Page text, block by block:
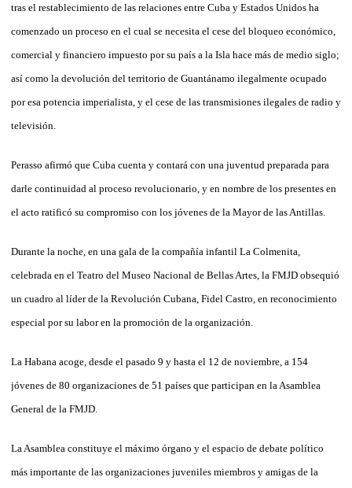
tras el restablecimiento de las relaciones entre Cuba y Estados Unidos ha
comenzado un proceso en el cual se necesita el cese del bloqueo económico,
comercial y financiero im­puesto por su país a la Isla hace más de medio siglo;
así como la devolución del territorio de Guantánamo ilegalmente ocupado
por esa potencia imperialista, y el cese de las transmisiones ilegales de radio y
televisión.
Perasso afirmó que Cuba cuenta y contará con una juventud preparada para
darle continuidad al proceso revolucionario, y en nombre de los presentes en
el acto ratificó su compromiso con los jóvenes de la Mayor de las Antillas.
Durante la noche, en una gala de la compañía infantil La Colmenita,
celebrada en el Teatro del Museo Nacional de Bellas Artes, la FMJD obsequió
un cuadro al líder de la Revolución Cubana, Fidel Castro, en reconocimiento
especial por su labor en la promoción de la organización.
La Habana acoge, desde el pasado 9 y hasta el 12 de noviembre, a 154
jóvenes de 80 organizaciones de 51 países que participan en la Asamblea
General de la FMJD.
La Asamblea constituye el máximo órgano y el espacio de debate político
más importante de las organizaciones juveniles miembros y amigas de la